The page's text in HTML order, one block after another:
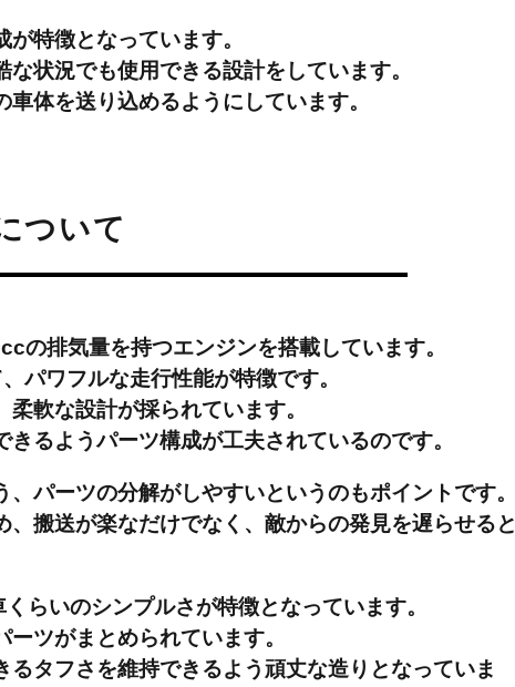
特徴となっています。
状況でも使用できる設計をしています。
体を送り込めるようにしています。
ついて
の排気量を持つエンジンを搭載しています。
パワフルな走行性能が特徴です。
軟な設計が採られています。
るようパーツ構成が工夫されているのです。
パーツの分解がしやすいというのもポイントです。
搬送が楽なだけでなく、敵からの発見を遅らせると
らいのシンプルさが特徴となっています。
ツがまとめられています。
タフさを維持できるよう頑丈な造りとなっていま